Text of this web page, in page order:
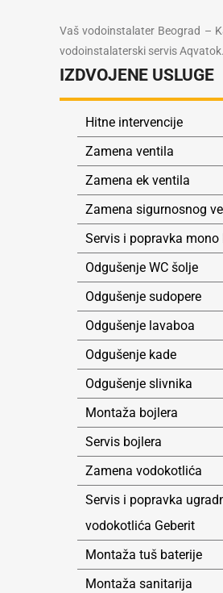
Vaš vodoinstalater Beograd –
vodoinstalaterski servis Aqvatok.
IZDVOJENE USLUGE
Hitne intervencije
Zamena ventila
Zamena ek ventila
Zamena sigurnosnog
Servis i popravka mono
Odgušenje WC šolje
Odgušenje sudopere
Odgušenje lavaboa
Odgušenje kade
Odgušenje slivnika
Montaža bojlera
Servis bojlera
Zamena vodokotlića
Servis i popravka
vodokotlića Geberit
Montaža tuš baterije
Montaža sanitarija